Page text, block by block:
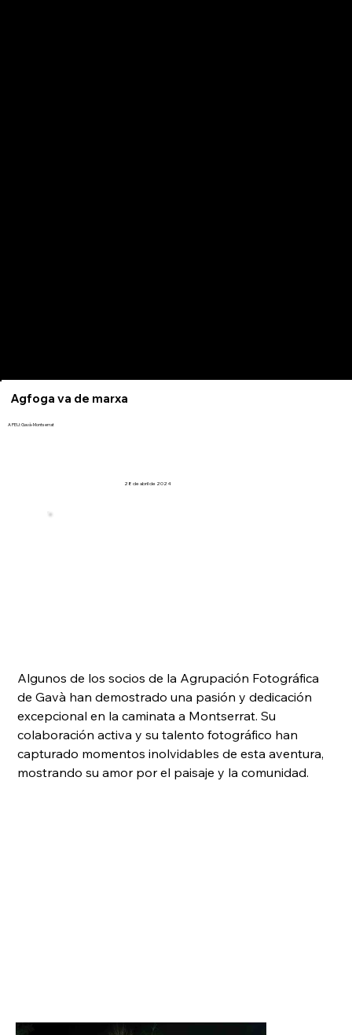
Agfoga va de marxa
A PEU: Gavà-Montserrat
28 de abril de 2024
Algunos de los socios de la Agrupación Fotográfica
de Gavà han demostrado una pasión y dedicación
excepcional en la caminata a Montserrat. Su
colaboración activa y su talento fotográfico han
capturado momentos inolvidables de esta aventura,
mostrando su amor por el paisaje y la comunidad.